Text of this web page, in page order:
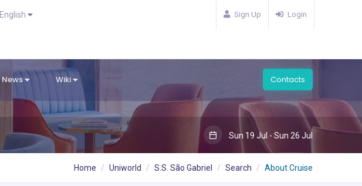
English Sign Up Login
News Wiki Contacts
Sun 19 Jul - Sun 26 Jul
Home Uniworld S.S. São Gabriel Search About Cruise